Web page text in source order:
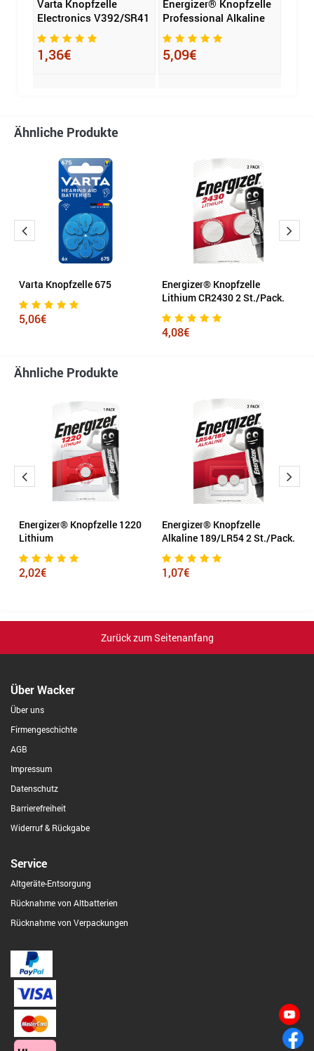
Varta Knopfzelle
Electronics V392/SR41
1,36€
Energizer® Knopfzelle
Professional Alkaline
5,09€
Ähnliche Produkte
Varta Knopfzelle 675
5,06€
Energizer® Knopfzelle
Lithium CR2430 2 St./Pack.
4,08€
Ähnliche Produkte
Energizer® Knopfzelle 1220
Lithium
2,02€
Energizer® Knopfzelle
Alkaline 189/LR54 2 St./Pack.
1,07€
Zurück zum Seitenanfang
Über Wacker
Über uns
Firmengeschichte
AGB
Impressum
Datenschutz
Barrierefreiheit
Widerruf & Rückgabe
Service
Altgeräte-Entsorgung
Rücknahme von Altbatterien
Rücknahme von Verpackungen